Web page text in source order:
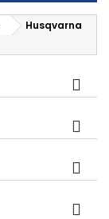
Husqvarna